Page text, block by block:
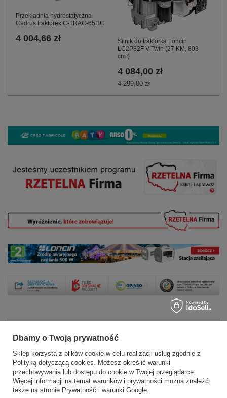
Przekładnia hydrostatyczna
Cedrus traktorek C-TRAC-65HC
4 004,66 zł
Silnik do traktorka Loncin
LC2P82F V-Twin (27 KM, 803
cm³)
4 084,00 zł
4 299,00 zł
Zamówienia
Status zamówienia
Śledzenie przesyłki
Chcę zareklamować produkt
Dbamy o Twoją prywatność
Sklep korzysta z plików cookie w celu realizacji usług zgodnie z
Polityką dotyczącą cookies. Możesz określić warunki
przechowywania lub dostępu do cookie w Twojej przeglądarce.
Więcej informacji na temat warunków i prywatności można znaleźć
także na stronie Prywatność i warunki Google.